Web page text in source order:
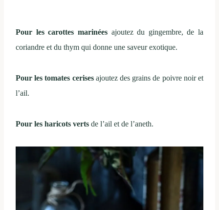
Pour les carottes marinéesajoutez du gingembre, de la
coriandre et du thym qui donne une saveur exotique.
Pour les tomates cerisesajoutez des grains de poivre noir et
l’ail.
Pour les haricots verts de l’ail et de l’aneth.